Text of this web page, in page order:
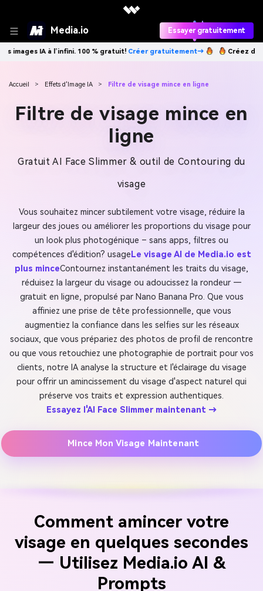
Media.io Essayer gratuitement
IA à l’infini. 100 % gratuit!Créer gratuitement→ Créez des images
Accueil > Effets d'Image IA > Filtre de visage mince en ligne
Filtre de visage mince en
ligne
Gratuit AI Face Slimmer & outil de Contouring du
visage
Vous souhaitez mincer subtilement votre visage, réduire la
largeur des joues ou améliorer les proportions du visage pour
un look plus photogénique – sans apps, filtres ou
compétences d'édition? usage Le visage AI de Media.io est
plus minceContournez instantanément les traits du visage,
réduisez la largeur du visage ou adoucissez la rondeur —
gratuit en ligne, propulsé par Nano Banana Pro. Que vous
affiniez une prise de tête professionnelle, que vous
augmentiez la confiance dans les selfies sur les réseaux
sociaux, que vous prépariez des photos de profil de rencontre
ou que vous retouchiez une photographie de portrait pour vos
clients, notre IA analyse la structure et l'éclairage du visage
pour offrir un amincissement du visage d'aspect naturel qui
préserve vos traits et expression authentiques.
Essayez l'AI Face Slimmer maintenant →
Mince Mon Visage Maintenant
Comment amincer votre
visage en quelques secondes
— Utilisez Media.io AI &
Prompts